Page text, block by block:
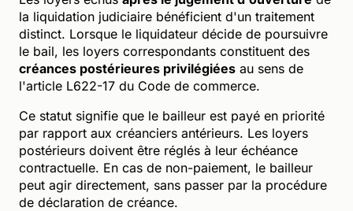
la liquidation judiciaire bénéficient d'un traitement
distinct. Lorsque le liquidateur décide de poursuivre
le bail, les loyers correspondants constituent des
créances postérieures privilégiées au sens de
l'article L622-17 du Code de commerce.
Ce statut signifie que le bailleur est payé en priorité
par rapport aux créanciers antérieurs. Les loyers
postérieurs doivent être réglés à leur échéance
contractuelle. En cas de non-paiement, le bailleur
peut agir directement, sans passer par la procédure
de déclaration de créance.